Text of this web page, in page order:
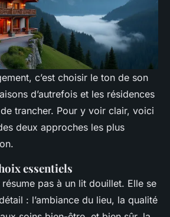
c’est choisir le ton de son
d’autrefois et les résidences
trancher. Pour y voir clair, voici
deux approches les plus
essentiels
résume pas à un lit douillet. Elle se
: l’ambiance du lieu, la qualité